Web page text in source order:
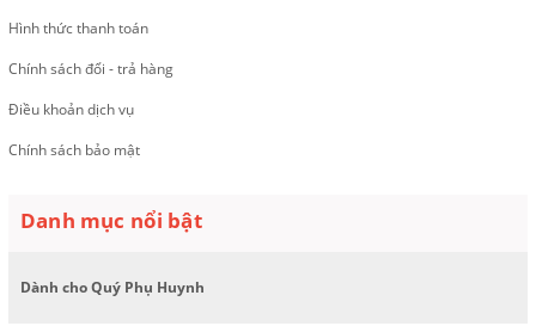
Hình thức thanh toán
Chính sách đổi - trả hàng
Điều khoản dịch vụ
Chính sách bảo mật
Danh mục nổi bật
Dành cho Quý Phụ Huynh